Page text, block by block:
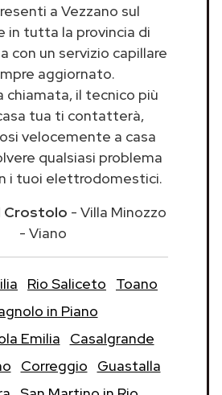
a Vezzano sul
in tutta la provincia di
con un servizio capillare
aggiornato.
chiamata, il tecnico più
tua ti contatterà,
velocemente a casa
qualsiasi problema
i tuoi elettrodomestici.
Crostolo - Villa Minozzo
- Viano
Rio Saliceto
Toano
in Piano
Emilia
Casalgrande
Correggio
Guastalla